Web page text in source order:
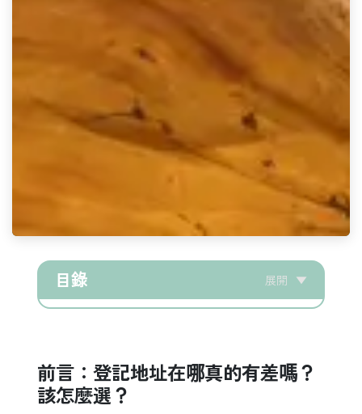
目錄 展開 ▼
前言：登記地址在哪真的有差嗎？
該怎麼選？